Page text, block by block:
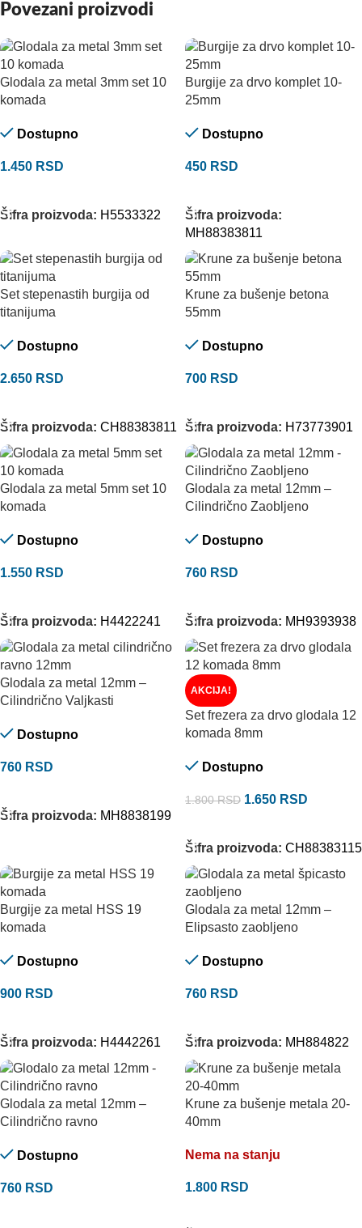
Povezani proizvodi
Glodala za metal 3mm set 10
komada
Dostupno
1.450 RSD
Šifra proizvoda: H5533322
Burgije za drvo komplet 10-
25mm
Dostupno
450 RSD
Šifra proizvoda:
MH88383811
Set stepenastih burgija od
titanijuma
Dostupno
2.650 RSD
Šifra proizvoda: CH88383811
Krune za bušenje betona
55mm
Dostupno
700 RSD
Šifra proizvoda: H73773901
Glodala za metal 5mm set 10
komada
Dostupno
1.550 RSD
Šifra proizvoda: H4422241
Glodala za metal 12mm –
Cilindrično Zaobljeno
Dostupno
760 RSD
Šifra proizvoda: MH9393938
Glodala za metal 12mm –
Cilindrično Valjkasti
Dostupno
760 RSD
Šifra proizvoda: MH8838199
AKCIJA!
Set frezera za drvo glodala 12
komada 8mm
Dostupno
1.800RSD 1.650 RSD
Šifra proizvoda: CH88383115
Burgije za metal HSS 19
komada
Dostupno
900 RSD
Šifra proizvoda: H4442261
Glodala za metal 12mm –
Elipsasto zaobljeno
Dostupno
760 RSD
Šifra proizvoda: MH884822
Glodala za metal 12mm –
Cilindrično ravno
Dostupno
760 RSD
Krune za bušenje metala 20-
40mm
Nema na stanju
1.800 RSD